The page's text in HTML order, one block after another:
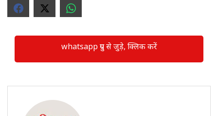
whatsapp ग्रुप से जुड़े, क्लिक करें